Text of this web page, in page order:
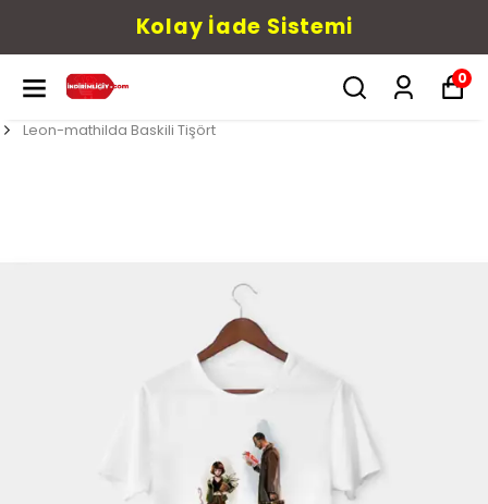
Kolay İade Sistemi
0
Leon-mathilda Baskili Tişört